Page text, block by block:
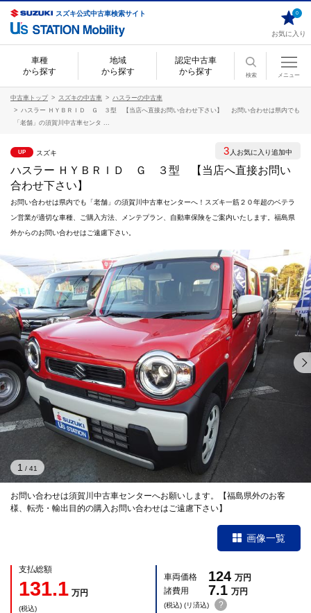
スズキ公式中古車検索サイト
お気に入り
0
車種
から探す
地域
から探す
認定中古車
から探す
検索 メニュー
中古車トップ スズキの中古車
ハスラーの中古車
ハスラー ＨＹＢＲＩＤ Ｇ ３型 【当店へ直接お問い合わせ下さい】 お問い合わせは県内でも
「老舗」の須賀川中古車センタ ...
UP スズキ
ハスラー ＨＹＢＲＩＤ Ｇ ３型 【当店へ直接お問い
合わせ下さい】
お問い合わせは県内でも「老舗」の須賀川中古車センターへ！スズキ一筋２０年超のベテラ
ン営業が適切な車種、ご購入方法、メンテプラン、自動車保険をご案内いたします。福島県
外からのお問い合わせはご遠慮下さい。
お問い合わせは須賀川中古車センターへお願いします。【福島県外のお客
様、転売・輸出目的の購入お問い合わせはご遠慮下さい】
1 / 41
画像一覧
支払総額
131.1 万円
(税込)
車両価格 124 万円
諸費用
7.1 万円
(税込) (リ済込) ?
3 人お気に入り追加中